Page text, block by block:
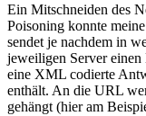
Ein Mitschneiden des
Poisoning konnte
sendet je nachdem in
jeweiligen Server
eine XML codierte
enthält. An die URL
gehängt (hier am